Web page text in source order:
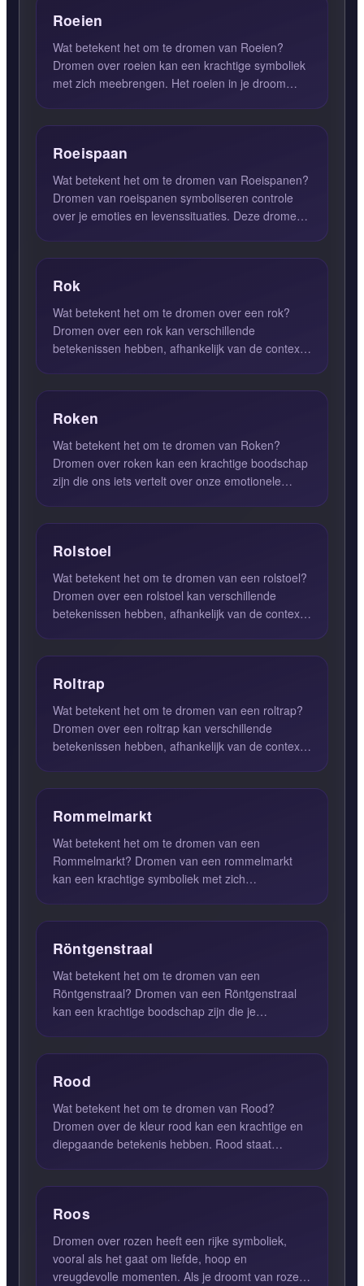
Roeien
Wat betekent het om te dromen van Roeien?
Dromen over roeien kan een krachtige symboliek
met zich meebrengen. Het roeien in je droom
Roeispaan
Wat betekent het om te dromen van Roeispanen?
Dromen van roeispanen symboliseren controle
over je emoties en levenssituaties. Deze dromen
Rok
Wat betekent het om te dromen over een rok?
Dromen over een rok kan verschillende
betekenissen hebben, afhankelijk van de context
Roken
Wat betekent het om te dromen van Roken?
Dromen over roken kan een krachtige boodschap
zijn die ons iets vertelt over onze emotionele
Rolstoel
Wat betekent het om te dromen van een rolstoel?
Dromen over een rolstoel kan verschillende
betekenissen hebben, afhankelijk van de context
Roltrap
Wat betekent het om te dromen van een roltrap?
Dromen over een roltrap kan verschillende
betekenissen hebben, afhankelijk van de context
Rommelmarkt
Wat betekent het om te dromen van een
Rommelmarkt? Dromen van een rommelmarkt
kan een krachtige symboliek met zich
Röntgenstraal
Wat betekent het om te dromen van een
Röntgenstraal? Dromen van een Röntgenstraal
kan een krachtige boodschap zijn die je
Rood
Wat betekent het om te dromen van Rood?
Dromen over de kleur rood kan een krachtige en
diepgaande betekenis hebben. Rood staat
Roos
Dromen over rozen heeft een rijke symboliek,
vooral als het gaat om liefde, hoop en
vreugdevolle momenten. Als je droomt van rozen